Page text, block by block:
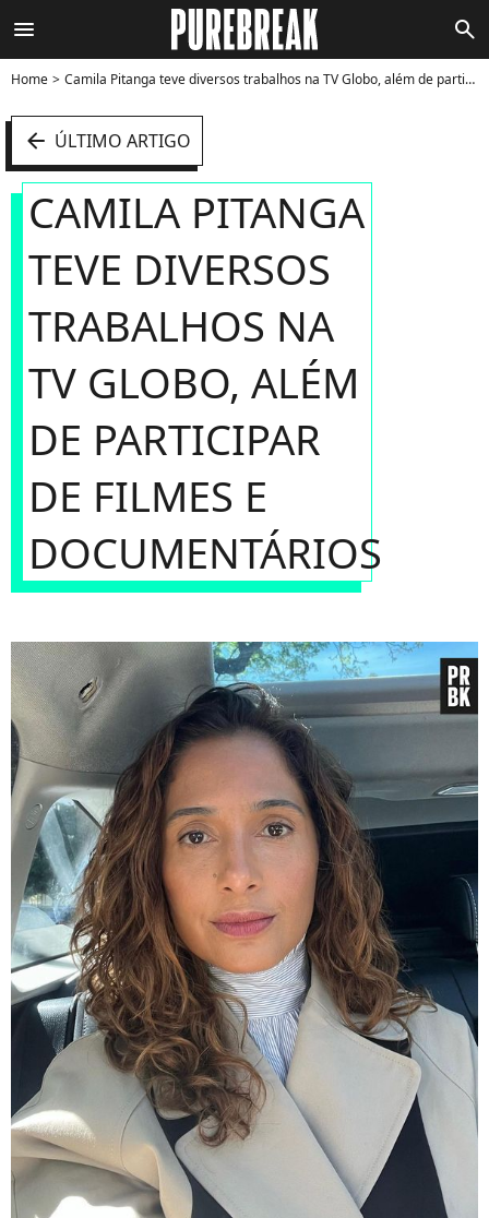
menu search
Home Camila Pitanga teve diversos trabalhos na TV Globo, além de participar de filmes e documentários - Foto
arrow_left ÚLTIMO ARTIGO
CAMILA PITANGA
TEVE DIVERSOS
TRABALHOS NA
TV GLOBO, ALÉM
DE PARTICIPAR
DE FILMES E
DOCUMENTÁRIOS